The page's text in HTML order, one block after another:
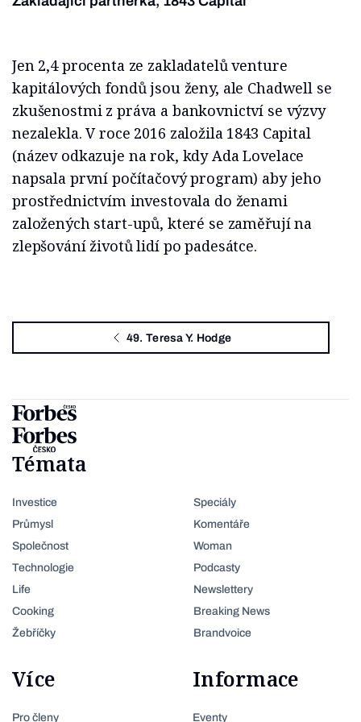
Jen 2,4 procenta ze zakladatelů venture
kapitálových fondů jsou ženy, ale Chadwell se
zkušenostmi z práva a bankovnictví se výzvy
nezalekla. V roce 2016 založila 1843 Capital
(název odkazuje na rok, kdy Ada Lovelace
napsala první počítačový program) aby jeho
prostřednictvím investovala do ženami
založených start-upů, které se zaměřují na
zlepšování životů lidí po padesátce.
49. Teresa Y. Hodge
Témata
Investice
Průmysl
Společnost
Technologie
Life
Cooking
Žebříčky
Speciály
Komentáře
Woman
Podcasty
Newslettery
Breaking News
Brandvoice
Více
Pro členy
Informace
Eventy